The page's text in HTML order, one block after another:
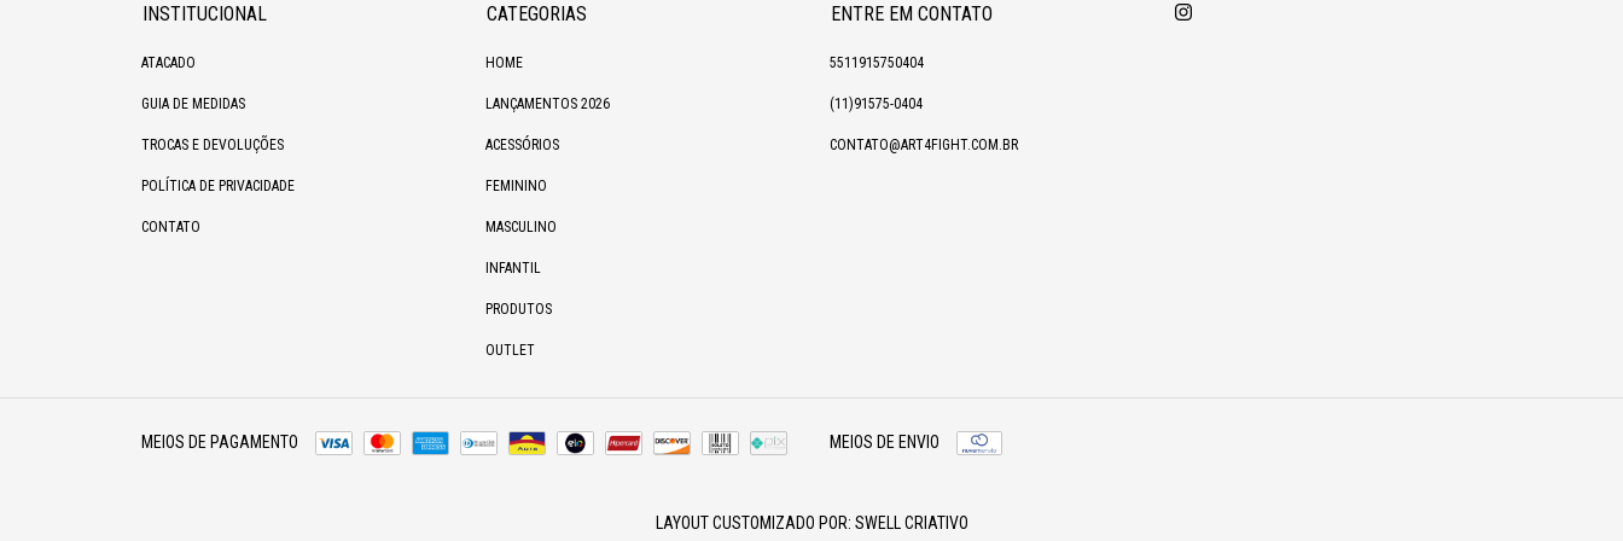
INSTITUCIONAL
ATACADO
GUIA DE MEDIDAS
TROCAS E DEVOLUÇÕES
POLÍTICA DE PRIVACIDADE
CONTATO
CATEGORIAS
HOME
LANÇAMENTOS 2026
ACESSÓRIOS
FEMININO
MASCULINO
INFANTIL
PRODUTOS
OUTLET
ENTRE EM CONTATO
5511915750404
(11)91575-0404
CONTATO@ART4FIGHT.COM.BR
MEIOS DE PAGAMENTO MEIOS DE ENVIO
LAYOUT CUSTOMIZADO POR: SWELL CRIATIVO